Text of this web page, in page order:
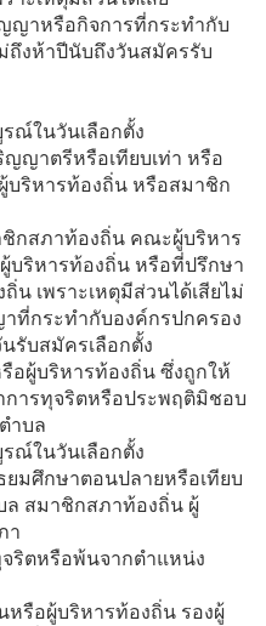
ญาหรือกิจการที่กระทำกับ
ถึงห้าปีนับถึงวันสมัครรับ
ณ์ในวันเลือกตั้ง
ญญาตรีหรือเทียบเท่า หรือ
บริหารท้องถิ่น หรือสมาชิก
ชิกสภาท้องถิ่น คณะผู้บริหาร
บริหารท้องถิ่น หรือที่ปรึกษา
น เพราะเหตุมีส่วนได้เสียไม่
ที่กระทำกับองค์กรปกครอง
รับสมัครเลือกตั้ง
อผู้บริหารท้องถิ่น ซึ่งถูกให้
การทุจริตหรือประพฤติมิชอบ
ำบล
ณ์ในวันเลือกตั้ง
ยมศึกษาตอนปลายหรือเทียบ
ล สมาชิกสภาท้องถิ่น ผู้
า
ริตหรือพ้นจากตำแหน่ง
รือผู้บริหารท้องถิ่น รองผู้